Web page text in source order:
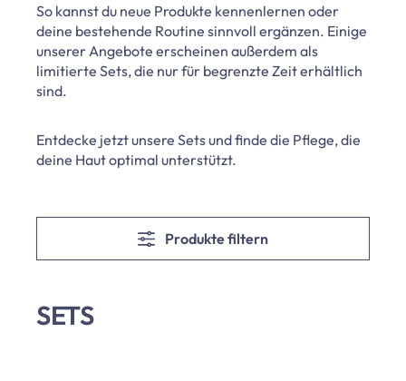
So kannst du neue Produkte kennenlernen oder
deine bestehende Routine sinnvoll ergänzen. Einige
unserer Angebote erscheinen außerdem als
limitierte Sets, die nur für begrenzte Zeit erhältlich
sind.
Entdecke jetzt unsere Sets und finde die Pflege, die
deine Haut optimal unterstützt.
Produkte filtern
SETS